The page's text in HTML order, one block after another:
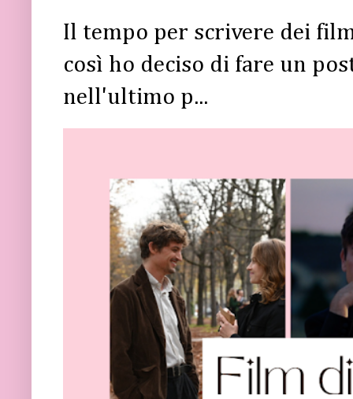
Il tempo per scrivere dei
così ho deciso di fare un
nell'ultimo p...